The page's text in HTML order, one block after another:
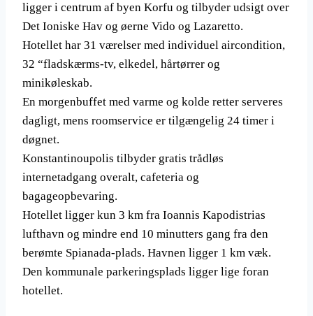
ligger i centrum af byen Korfu og tilbyder udsigt over
Det Ioniske Hav og øerne Vido og Lazaretto.
Hotellet har 31 værelser med individuel aircondition,
32 “fladskærms-tv, elkedel, hårtørrer og
minikøleskab.
En morgenbuffet med varme og kolde retter serveres
dagligt, mens roomservice er tilgængelig 24 timer i
døgnet.
Konstantinoupolis tilbyder gratis trådløs
internetadgang overalt, cafeteria og
bagageopbevaring.
Hotellet ligger kun 3 km fra Ioannis Kapodistrias
lufthavn og mindre end 10 minutters gang fra den
berømte Spianada-plads. Havnen ligger 1 km væk.
Den kommunale parkeringsplads ligger lige foran
hotellet.